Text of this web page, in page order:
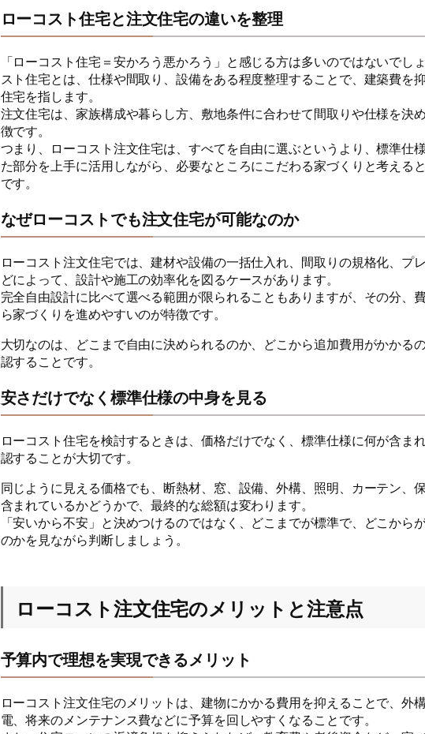
ローコスト住宅と注文住宅の違いを整理
「ローコスト住宅＝安かろう悪かろう」と感じる方は多いのではないでし
スト住宅とは、仕様や間取り、設備をある程度整理することで、建築費を
住宅を指します。
注文住宅は、家族構成や暮らし方、敷地条件に合わせて間取りや仕様を決
徴です。
つまり、ローコスト注文住宅は、すべてを自由に選ぶというより、標準仕
た部分を上手に活用しながら、必要なところにこだわる家づくりと考える
です。
なぜローコストでも注文住宅が可能なのか
ローコスト注文住宅では、建材や設備の一括仕入れ、間取りの規格化、プ
どによって、設計や施工の効率化を図るケースがあります。
完全自由設計に比べて選べる範囲が限られることもありますが、その分、
ら家づくりを進めやすいのが特徴です。
大切なのは、どこまで自由に決められるのか、どこから追加費用がかかる
認することです。
安さだけでなく標準仕様の中身を見る
ローコスト住宅を検討するときは、価格だけでなく、標準仕様に何が含ま
認することが大切です。
同じように見える価格でも、断熱材、窓、設備、外構、照明、カーテン、
含まれているかどうかで、最終的な総額は変わります。
「安いから不安」と決めつけるのではなく、どこまでが標準で、どこから
のかを見ながら判断しましょう。
ローコスト注文住宅のメリットと注意点
予算内で理想を実現できるメリット
ローコスト注文住宅のメリットは、建物にかかる費用を抑えることで、外
電、将来のメンテナンス費などに予算を回しやすくなることです。